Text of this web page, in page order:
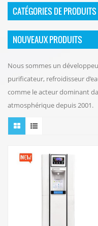
CATÉGORIES DE PRODUITS
NOUVEAUX PRODUITS
Nous sommes un
purificateur, refroidisseur
comme le acteur dominant
atmosphérique depuis 2001.